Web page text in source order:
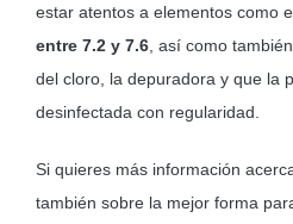
estar atentos a elementos como
entre 7.2 y 7.6, así como
del cloro, la depuradora y que la
desinfectada con regularidad.
Si quieres más información
también sobre la mejor forma